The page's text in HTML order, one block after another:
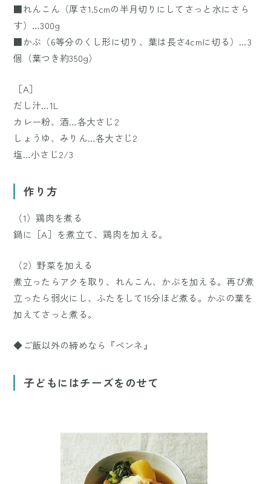
■れんこん（厚さ1.5cmの半月切りにしてさっと水にさら
す）…300g
■かぶ（6等分のくし形に切り、葉は長さ4cmに切る）…3
個（葉つき約350g）
［A］
だし汁…1L
カレー粉、酒…各大さじ2
しょうゆ、みりん…各大さじ2
塩…小さじ2/3
作り方
（1）鶏肉を煮る
鍋に［A］を煮立て、鶏肉を加える。
（2）野菜を加える
煮立ったらアクを取り、れんこん、かぶを加える。再び煮
立ったら弱火にし、ふたをして15分ほど煮る。かぶの葉を
加えてさっと煮る。
◆ご飯以外の締めなら『ペンネ』
子どもにはチーズをのせて